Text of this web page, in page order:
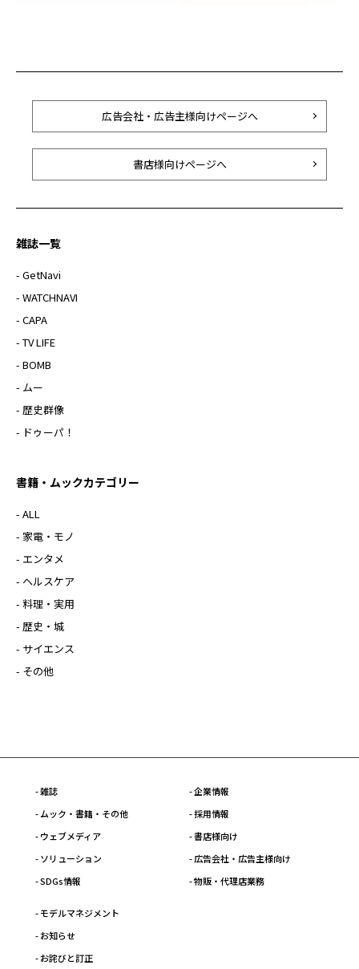
広告会社・広告主様向けページへ
書店様向けページへ
雑誌一覧
- GetNavi
- WATCHNAVI
- CAPA
- TV LIFE
- BOMB
- ムー
- 歴史群像
- ドゥーパ！
書籍・ムックカテゴリー
- ALL
- 家電・モノ
- エンタメ
- ヘルスケア
- 料理・実用
- 歴史・城
- サイエンス
- その他
- 雑誌
- ムック・書籍・その他
- ウェブメディア
- ソリューション
- SDGs情報
- 企業情報
- 採用情報
- 書店様向け
- 広告会社・広告主様向け
- 物販・代理店業務
- モデルマネジメント
- お知らせ
- お詫びと訂正